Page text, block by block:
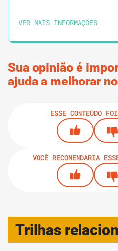
Sua opinião é
ajuda a melhorar
ESSE CONTEÚDO
VOCÊ RECOMENDARIA
VER MAIS INFORMAÇÕES
Trilhas